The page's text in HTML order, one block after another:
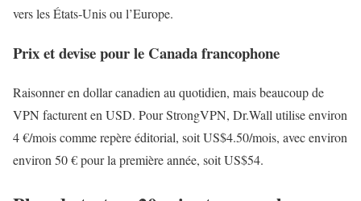
vers les États‑Unis ou l’Europe.
Prix et devise pour le Canada francophone
Raisonner en dollar canadien au quotidien, mais beaucoup de
VPN facturent en USD. Pour StrongVPN, Dr.Wall utilise environ
4 €/mois comme repère éditorial, soit US$4.50/mois, avec environ
environ 50 € pour la première année, soit US$54.